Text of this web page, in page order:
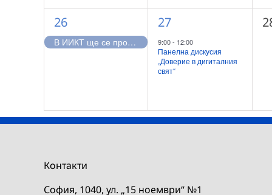
1
събитие,
26
В ИИКТ ще се проведе обучение за устойчивостта на цифровите вериги на доставки
1
събитие,
27
9:00- 12:00
Панелна дискусия
„Доверие в дигиталния
свят“
0
Контакти
София, 1040, ул. „15 ноември“ №1